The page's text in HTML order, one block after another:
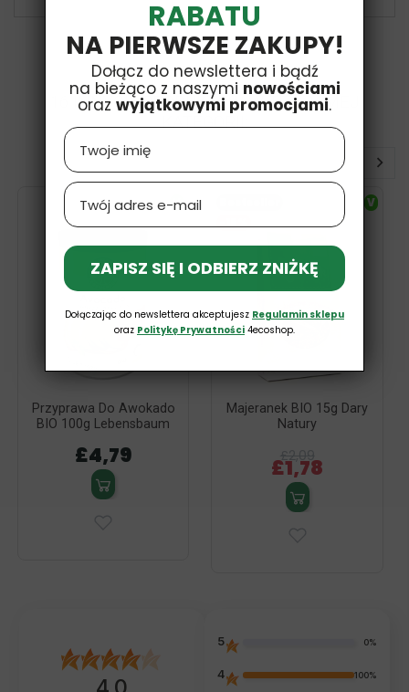
16 INNYCH PRODUKTÓW W TEJ SAMEJ
KATEGORII:
Przyprawa Do Awokado
BIO 100g Lebensbaum
£4,79
V
Majeranek BIO 15g Dary
Natury
£2,09
£1,78
-15%
V
5 0%
4 100%
RABATU
NA PIERWSZE ZAKUPY!
Dołącz do newslettera i bądź
na bieżąco z naszymi nowościami
oraz wyjątkowymi promocjami.
Name
Email
ZAPISZ SIĘ I ODBIERZ ZNIŻKĘ
Dołączając do newslettera akceptujesz Regulamin sklepu
oraz Politykę Prywatności 4ecoshop.